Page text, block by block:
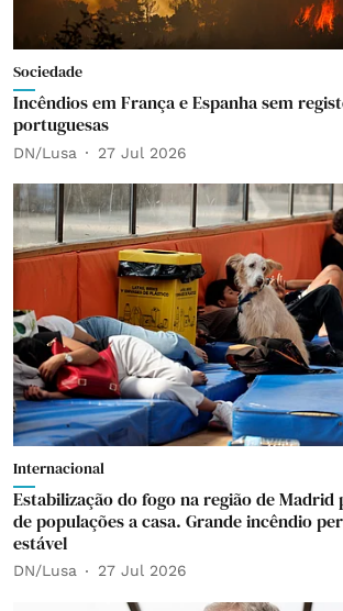
Sociedade
Incêndios em França e Espanha sem
portuguesas
DN/Lusa 27 Jul 2026
Internacional
Estabilização do fogo na região de
de populações a casa. Grande incêndio
estável
DN/Lusa 27 Jul 2026